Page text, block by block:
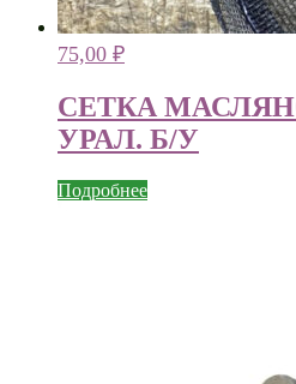
75,00 ₽
СЕТКА
УРАЛ. Б/У
Подробнее